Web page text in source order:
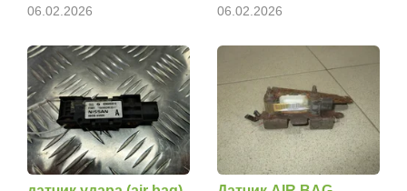
06.02.2026
06.02.2026